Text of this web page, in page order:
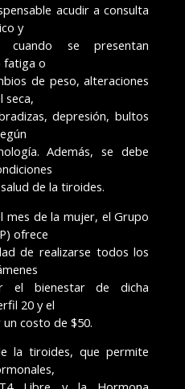
acudir a consulta
y
cuando se presentan
fatiga o
de peso, alteraciones
seca,
depresión, bultos
Además, se debe
de la tiroides.
mes de la mujer, el Grupo
ofrece
de realizarse todos los
el bienestar de dicha
20 y el
costo de $50.
la tiroides, que permite